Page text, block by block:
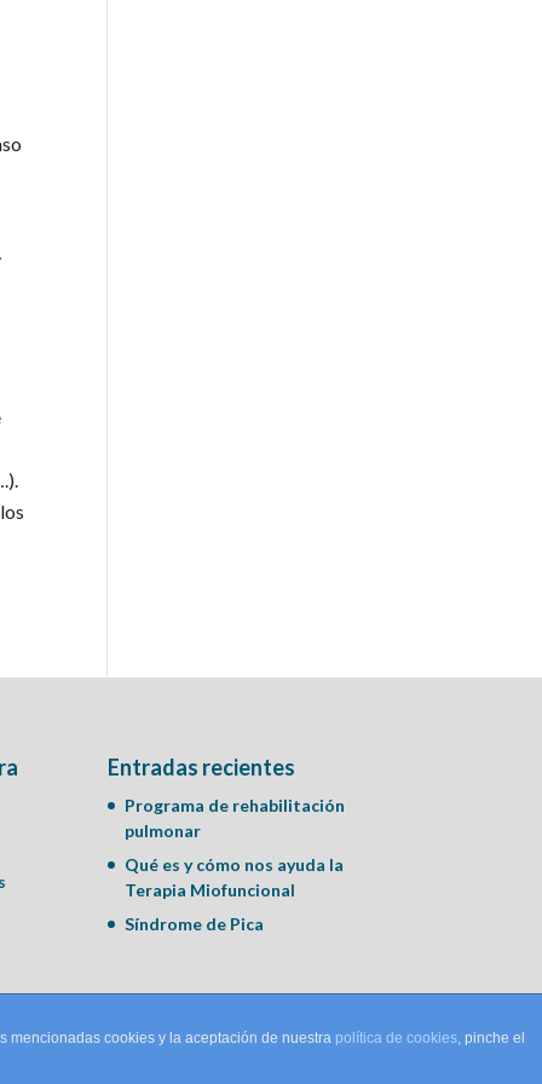
Entradas recientes
Programa de rehabilitación
pulmonar
Qué es y cómo nos ayuda la
Terapia Miofuncional
Síndrome de Pica
mencionadas cookies y la aceptación de nuestra política de cookies, pinche el